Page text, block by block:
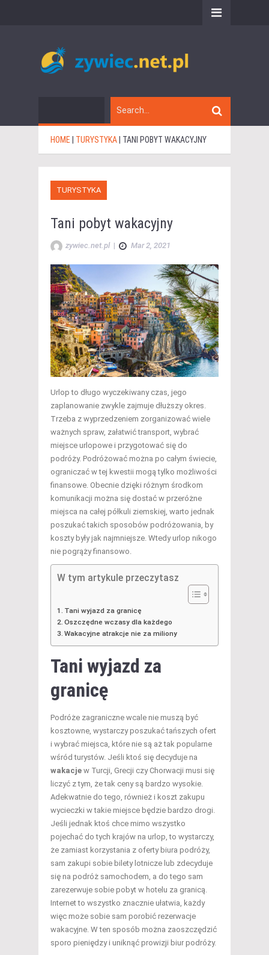
HOME TURYSTYKA TANI POBYT WAKACYJNY
TURYSTYKA
Tani pobyt wakacyjny
zywiec.net.pl | Mar 2, 2021
Urlop to długo wyczekiwany czas, jego
zaplanowanie zwykle zajmuje dłuższy okres.
Trzeba z wyprzedzeniem zorganizować wiele
ważnych spraw, załatwić transport, wybrać
miejsce urlopowe i przygotować się do
podróży. Podróżować można po całym świecie,
ograniczać w tej kwestii mogą tylko możliwości
finansowe. Obecnie dzięki różnym środkom
komunikacji można się dostać w przeróżne
miejsca na całej półkuli ziemskiej, warto jednak
poszukać takich sposobów podróżowania, by
koszty były jak najmniejsze. Wtedy urlop nikogo
nie pogrąży finansowo.
W tym artykule przeczytasz
Tani wyjazd za granicę
Oszczędne wczasy dla każdego
Wakacyjne atrakcje nie za miliony
Tani wyjazd za
granicę
Podróże zagraniczne wcale nie muszą być
kosztowne, wystarczy poszukać tańszych ofert
i wybrać miejsca, które nie są aż tak popularne
wśród turystów. Jeśli ktoś się decyduje na
wakacje w Turcji, Grecji czy Chorwacji musi się
liczyć z tym, że tak ceny są bardzo wysokie.
Adekwatnie do tego, również i koszt zakupu
wycieczki w takie miejsce będzie bardzo drogi.
Jeśli jednak ktoś chce mimo wszystko
pojechać do tych krajów na urlop, to wystarczy,
że zamiast korzystania z oferty biura podróży,
sam zakupi sobie bilety lotnicze lub zdecyduje
się na podróż samochodem, a do tego sam
zarezerwuje sobie pobyt w hotelu za granicą.
Internet to wszystko znacznie ułatwia, każdy
więc może sobie sam porobić rezerwacje
wakacyjne. W ten sposób można zaoszczędzić
sporo pieniędzy i uniknąć prowizji biur podróży.